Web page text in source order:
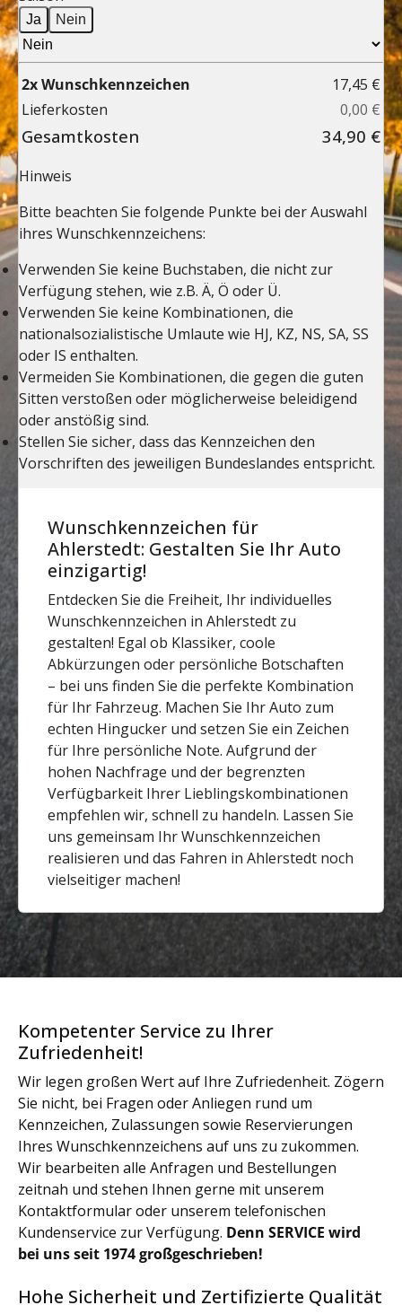
Wunschkennzeichen für
Ahlerstedt: Gestalten Sie Ihr Auto
einzigartig!
Entdecken Sie die Freiheit, Ihr individuelles
Wunschkennzeichen in Ahlerstedt zu
gestalten! Egal ob Klassiker, coole
Abkürzungen oder persönliche Botschaften
– bei uns finden Sie die perfekte Kombination
für Ihr Fahrzeug. Machen Sie Ihr Auto zum
echten Hingucker und setzen Sie ein Zeichen
für Ihre persönliche Note. Aufgrund der
hohen Nachfrage und der begrenzten
Verfügbarkeit Ihrer Lieblingskombinationen
empfehlen wir, schnell zu handeln. Lassen Sie
uns gemeinsam Ihr Wunschkennzeichen
realisieren und das Fahren in Ahlerstedt noch
vielseitiger machen!
Kompetenter Service zu Ihrer
Zufriedenheit!
Wir legen großen Wert auf Ihre Zufriedenheit. Zögern
Sie nicht, bei Fragen oder Anliegen rund um
Kennzeichen, Zulassungen sowie Reservierungen
Ihres Wunschkennzeichens auf uns zu zukommen.
Wir bearbeiten alle Anfragen und Bestellungen
zeitnah und stehen Ihnen gerne mit unserem
Kontaktformular oder unserem telefonischen
Kundenservice zur Verfügung. Denn SERVICE wird
bei uns seit 1974 großgeschrieben!
Hohe Sicherheit und Zertifizierte Qualität